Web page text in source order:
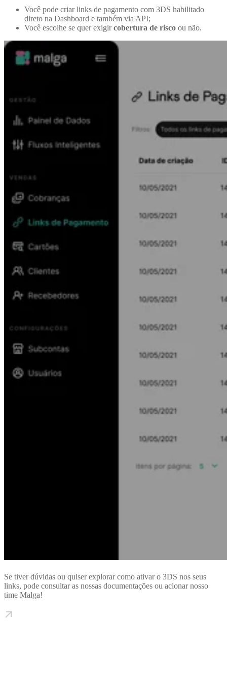
Você pode criar links de pagamento com 3DS habilitado
direto na Dashboard e também via API;
Você escolhe se quer exigircobertura de risco ou não.
Se tiver dúvidas ou quiser explorar como ativar o 3DS nos seus
links, pode consultar as nossas documentações ou acionar nosso
time Malga!